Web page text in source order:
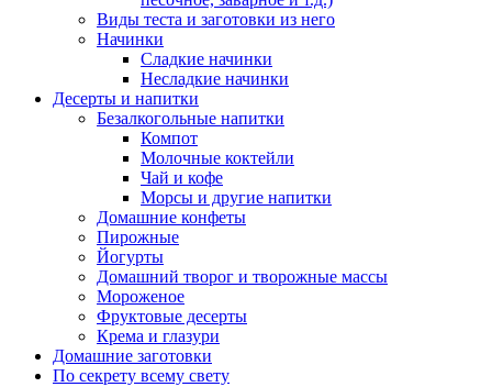
Виды теста и заготовки из него
Начинки
Сладкие начинки
Несладкие начинки
Десерты и напитки
Безалкогольные напитки
Компот
Молочные коктейли
Чай и кофе
Морсы и другие напитки
Домашние конфеты
Пирожные
Йогурты
Домашний творог и творожные массы
Мороженое
Фруктовые десерты
Крема и глазури
Домашние заготовки
По секрету всему свету